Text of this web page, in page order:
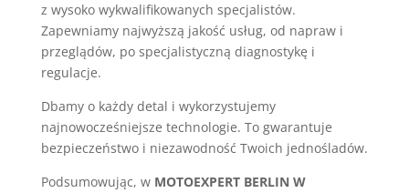
z wysoko wykwalifikowanych specjalistów.
Zapewniamy najwyższą jakość usług, od napraw i
przeglądów, po specjalistyczną diagnostykę i
regulacje.
Dbamy o każdy detal i wykorzystujemy
najnowocześniejsze technologie. To gwarantuje
bezpieczeństwo i niezawodność Twoich jednośladów.
Podsumowując, w MOTOEXPERT BERLIN W